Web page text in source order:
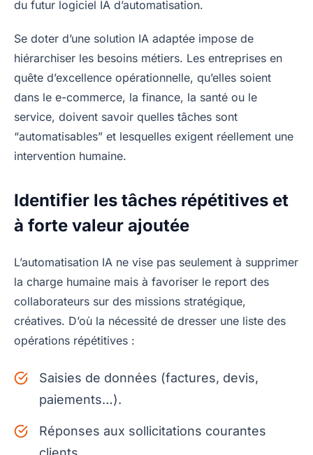
du futur logiciel IA d’automatisation.
Se doter d’une solution IA adaptée impose de
hiérarchiser les besoins métiers. Les entreprises en
quête d’excellence opérationnelle, qu’elles soient
dans le e-commerce, la finance, la santé ou le
service, doivent savoir quelles tâches sont
“automatisables” et lesquelles exigent réellement une
intervention humaine.
Identifier les tâches répétitives et
à forte valeur ajoutée
L’automatisation IA ne vise pas seulement à supprimer
la charge humaine mais à favoriser le report des
collaborateurs sur des missions stratégique,
créatives. D’où la nécessité de dresser une liste des
opérations répétitives :
Saisies de données (factures, devis,
paiements…).
Réponses aux sollicitations courantes